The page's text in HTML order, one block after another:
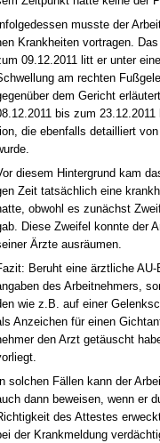
In­fol­ge­des­sen muss­te der
Krank­hei­ten vor­tra­gen.
09.12.2011 litt er un­ter
am rech­ten
dem Ge­richt
bis zum
die eben­falls de­tail­liert
die­sem Hin­ter­grund kam
Zeit tatsächlich ei­ne
ob­wohl es zunächst
Die­se Zwei­fel konn­te der
Ärz­te ausräum­en.
Be­ruht ei­ne ärzt­li­che
des Ar­beit­neh­mers,
wie z.B. auf ei­ner
An­zei­chen für ei­nen
den Arzt getäuscht
In sol­chen Fällen kann der
dann be­wei­sen, wenn er
des At­tes­tes
der Krank­mel­dung